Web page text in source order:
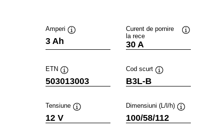
Amperi
3 Ah
Curent de pornire
la rece
30 A
ETN
Tooltip
503013003
Cod scurt
B3L-B
Tensiune
12 V
Dimensiuni (L/l/h)
100/58/112